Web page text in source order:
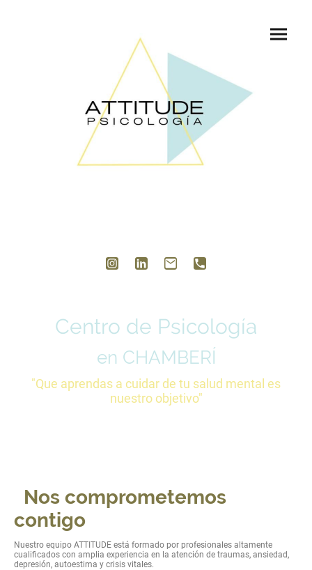
Centro de Psicología
"Que aprendas a cuidar de tu salud mental es
nuestro objetivo"
en CHAMBERÍ
Nos comprometemos
contigo
Nuestro equipo ATTITUDE está formado por profesionales altamente
cualificados con amplia experiencia en la atención de traumas, ansiedad,
depresión, autoestima y crisis vitales.